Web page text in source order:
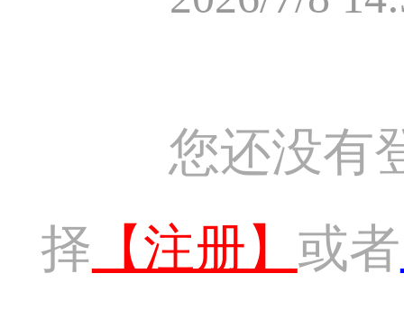
您还没有
择 【注册】 或者